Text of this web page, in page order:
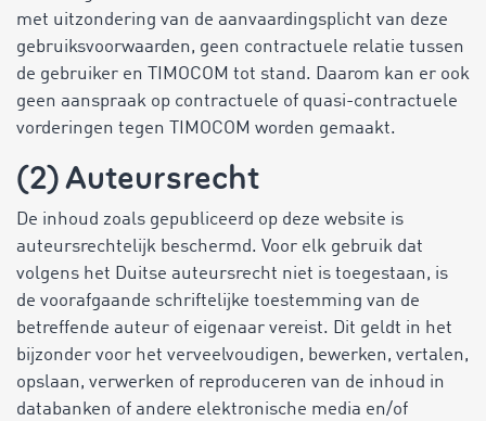
met uitzondering van de aanvaardingsplicht van deze
gebruiksvoorwaarden, geen contractuele relatie tussen
de gebruiker en TIMOCOM tot stand. Daarom kan er ook
geen aanspraak op contractuele of quasi-contractuele
vorderingen tegen TIMOCOM worden gemaakt.
(2) Auteursrecht
De inhoud zoals gepubliceerd op deze website is
auteursrechtelijk beschermd. Voor elk gebruik dat
volgens het Duitse auteursrecht niet is toegestaan, is
de voorafgaande schriftelijke toestemming van de
betreffende auteur of eigenaar vereist. Dit geldt in het
bijzonder voor het verveelvoudigen, bewerken, vertalen,
opslaan, verwerken of reproduceren van de inhoud in
databanken of andere elektronische media en/of